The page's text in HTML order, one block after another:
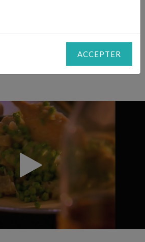
cuire 35 minutes environ.
ACCEPTER